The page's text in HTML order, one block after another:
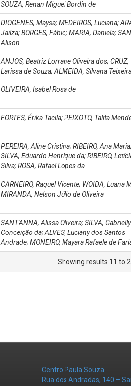
SOUZA, Renan Miguel Bordin de
DIOGENES, Maysa; MEDEIROS, Luciana;
Jailza; BORGES, Fábio; MARIA, Daniela;
Alison
ANJOS, Beatriz Lorrane Oliveira dos; CRUZ,
Larissa de Souza; ALMEIDA, Silvana Teixeira
OLIVEIRA, Isabel Rosa de
FORTES, Érika Tacila; PEIXOTO, Talita
PEREIRA, Aline Cristina; RIBEIRO, Ana Maria;
SILVA, Eduardo Henrique da; RIBEIRO,
Silva; ROSA, Rafael Lopes da
CARNEIRO, Raquel Vicente; WOIDA, Luana
MIRANDA, Nelson Júlio de Oliveira
SANT'ANNA, Alissa Oliveira; SILVA, Gabrielly
Conceição da; ALVES, Luciany dos Santos
Andrade; MONEIRO, Mayara Rafaele de
Showing results 11 to
Centro Paula Souza
Rua dos Andradas, 140 –